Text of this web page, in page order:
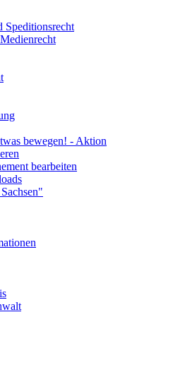
Speditionsrecht
bewegen! - Aktion
bearbeiten